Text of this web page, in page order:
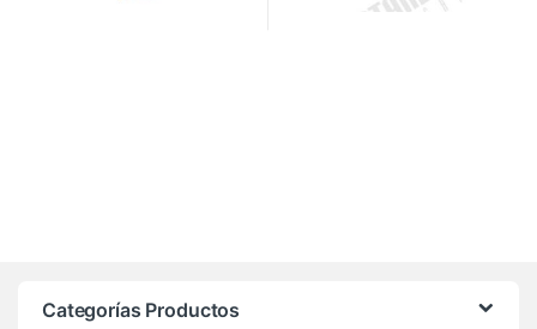
Categorías Productos